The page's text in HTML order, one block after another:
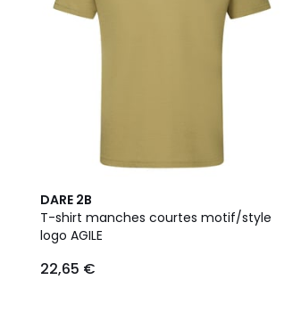
DARE 2B
T-shirt manches courtes motif/style
logo AGILE
22,65 €